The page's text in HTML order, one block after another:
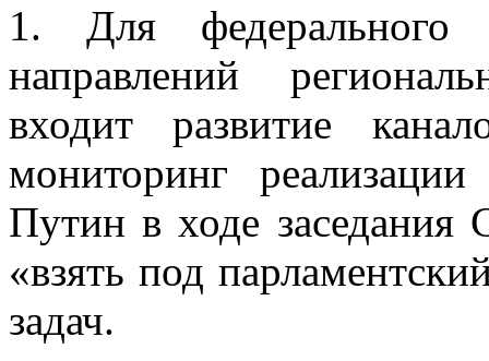
1. Для
направлений
входит развитие
мониторинг
Путин в ходе заседания
«взять под
задач.